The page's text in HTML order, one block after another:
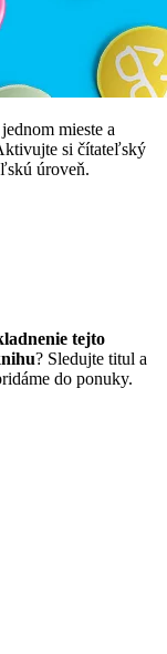
mieste a
si čítateľský
úroveň.
tejto
? Sledujte titul a
do ponuky.